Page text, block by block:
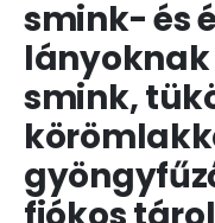
smink- és
smink,